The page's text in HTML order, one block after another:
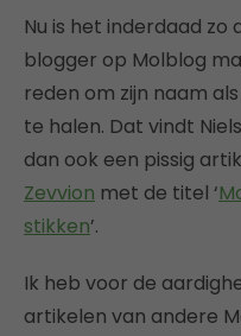
Nu is het inderdaad zo
blogger op Molblog
reden om zijn naam
te halen. Dat vindt
dan ook een pissig
Zevvion met de titel ‘
stikken’.
Ik heb voor de
artikelen van andere